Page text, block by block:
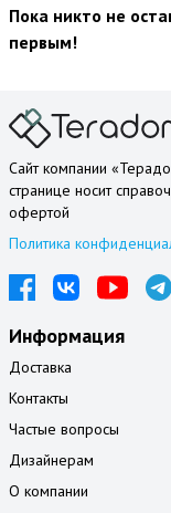
Пока никто не
первым!
Сайт компании
странице носит
офертой
Политика
Информация
Доставка
Контакты
Частые вопросы
Дизайнерам
О компании